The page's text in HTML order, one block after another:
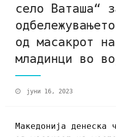
село Ваташа“
од масакрот
младинци во
јуни 16, 2023
Македонија денеска